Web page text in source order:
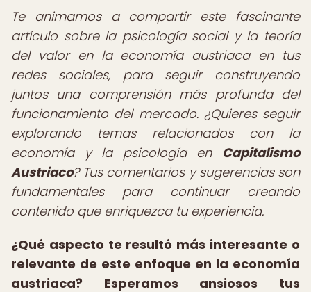
Te animamos a compartir este fascinante
artículo sobre la psicología social y la teoría
del valor en la economía austriaca en tus
redes sociales, para seguir construyendo
juntos una comprensión más profunda del
funcionamiento del mercado. ¿Quieres seguir
explorando temas relacionados con la
economía y la psicología en Capitalismo
Austriaco? Tus comentarios y sugerencias son
fundamentales para continuar creando
contenido que enriquezca tu experiencia.
¿Qué aspecto te resultó más interesante o
relevante de este enfoque en la economía
austriaca? Esperamos ansiosos tus